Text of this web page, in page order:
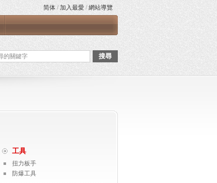
简体 / 加入最愛 /網站導覽
搜尋
工具
扭力板手
防爆工具